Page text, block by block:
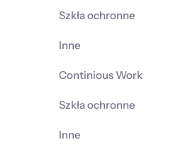
Szkła ochronne
Inne
Continious Work
Szkła ochronne
Inne